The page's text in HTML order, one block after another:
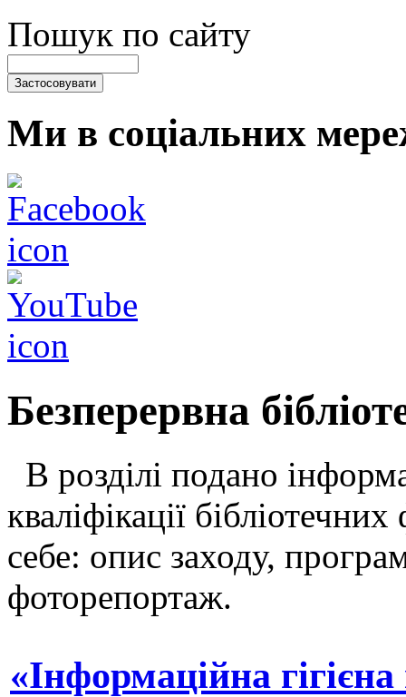
Пошук по сайту
Ми в соціальних
Безперервна
В розділі подано
кваліфікації
себе: опис заходу,
фоторепортаж.
«Інформаційна